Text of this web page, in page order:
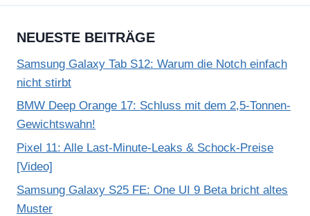
NEUESTE BEITRÄGE
Samsung Galaxy Tab S12: Warum die Notch einfach
nicht stirbt
BMW Deep Orange 17: Schluss mit dem 2,5-Tonnen-
Gewichtswahn!
Pixel 11: Alle Last-Minute-Leaks & Schock-Preise
[Video]
Samsung Galaxy S25 FE: One UI 9 Beta bricht altes
Muster